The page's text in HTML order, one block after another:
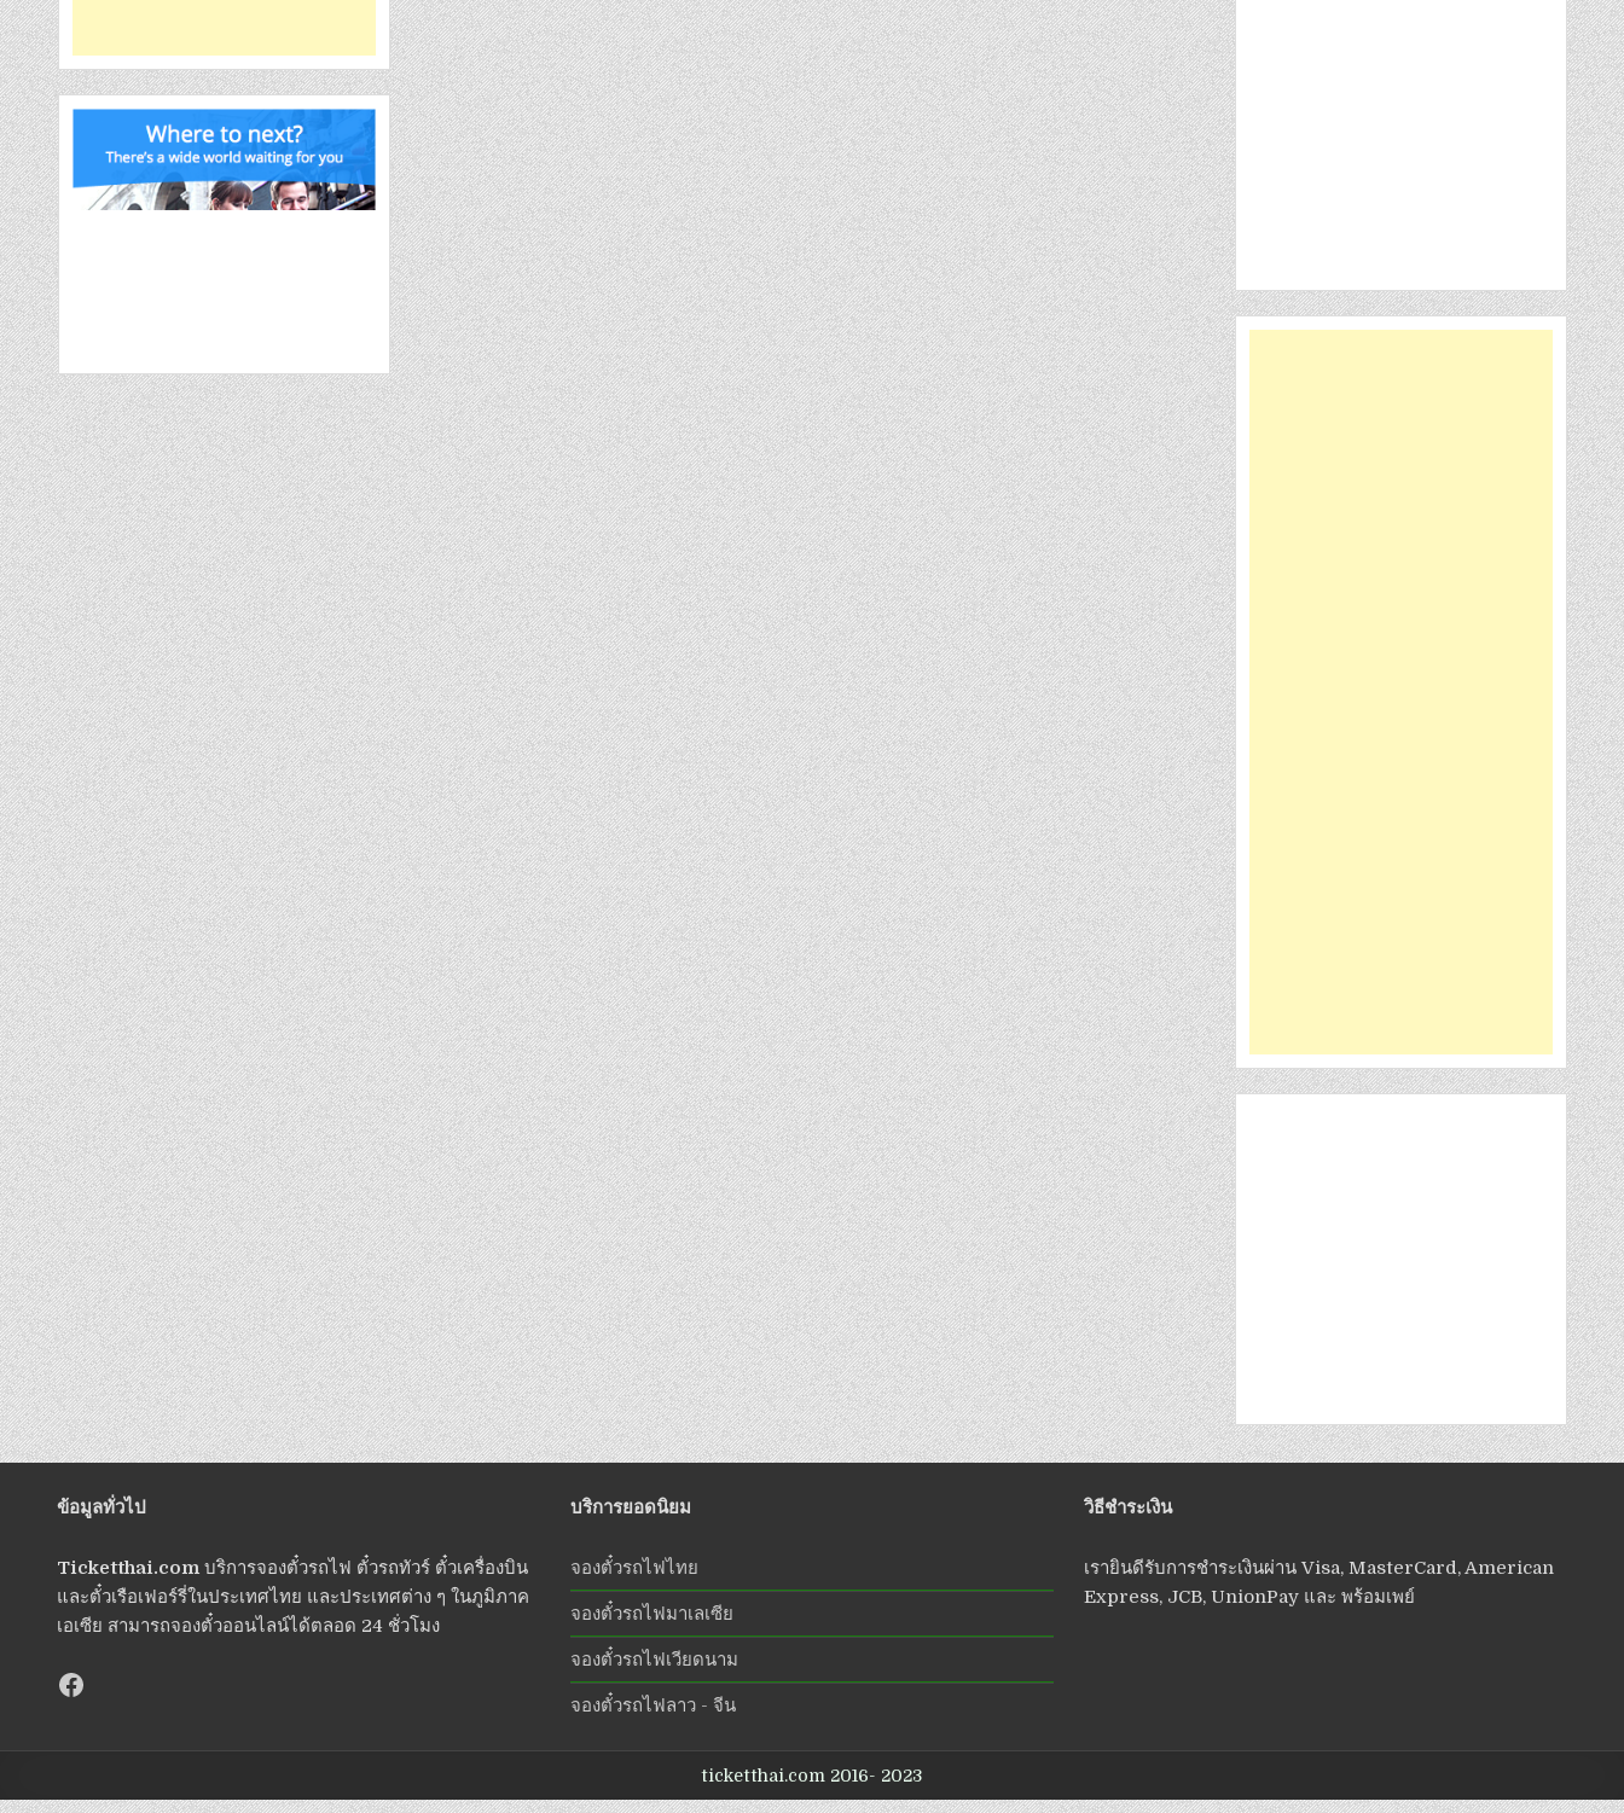
ข้อมูลทั่วไป
Ticketthai.com บริการจองตั๋วรถไฟ ตั๋วรถทัวร์ ตั๋วเครื่องบิน
และตั๋วเรือเฟอร์รี่ในประเทศไทย และประเทศต่าง ๆ ในภูมิภาค
เอเซีย สามารถจองตั๋วออนไลน์ได้ตลอด 24 ชั่วโมง
บริการยอดนิยม
จองตั๋วรถไฟไทย
จองตั๋วรถไฟมาเลเซีย
จองตั๋วรถไฟเวียดนาม
จองตั๋วรถไฟลาว - จีน
วิธีชำระเงิน
เรายินดีรับการชำระเงินผ่าน Visa, MasterCard, American
Express, JCB, UnionPay และ พร้อมเพย์
ticketthai.com 2016- 2023